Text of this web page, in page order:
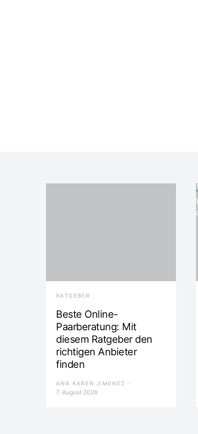
RATGEBER
Beste Online-
Paarberatung: Mit
diesem Ratgeber den
richtigen Anbieter
finden
ANA KAREN JIMENEZ
7. August 2026